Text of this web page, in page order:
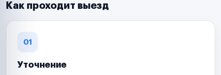
Как проходит выезд
01
Уточнение